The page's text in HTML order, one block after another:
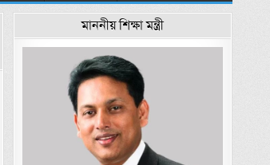
মাননীয় শিক্ষা মন্ত্রী